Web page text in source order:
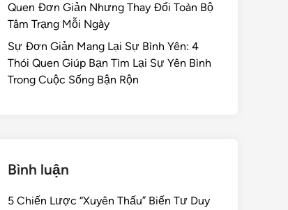
Quen Đơn Giản Nhưng Thay Đổi Toàn Bộ
Tâm Trạng Mỗi Ngày
Sự Đơn Giản Mang Lại Sự Bình Yên: 4
Thói Quen Giúp Bạn Tìm Lại Sự Yên Bình
Trong Cuộc Sống Bận Rộn
Bình luận
5 Chiến Lược “Xuyên Thấu” Biến Tư Duy